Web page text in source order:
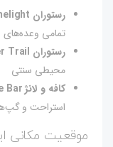
رستوران Limelight
تمامی وعده‌های
رستوران Tiger Trail
محیطی سنتی
کافه و لانژ Salsa Lounge Bar
استراحت و
موقعیت مکانی